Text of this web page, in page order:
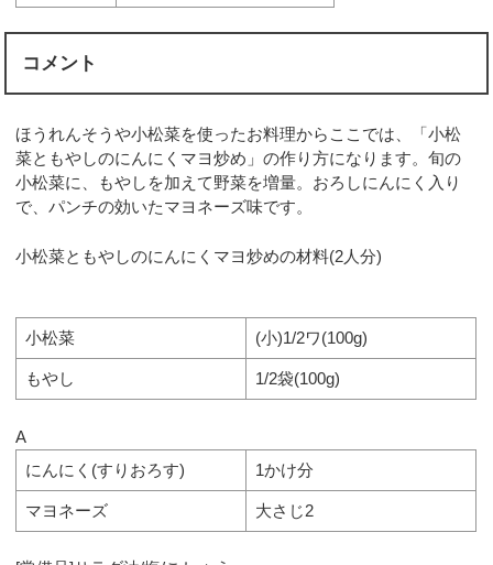
コメント
ほうれんそうや小松菜を使ったお料理からここでは、「小松
菜ともやしのにんにくマヨ炒め」の作り方になります。旬の
小松菜に、もやしを加えて野菜を増量。おろしにんにく入り
で、パンチの効いたマヨネーズ味です。
小松菜ともやしのにんにくマヨ炒めの材料(2人分)
小松菜 (小)1/2ワ(100g)
もやし 1/2袋(100g)
A
にんにく(すりおろす)
1かけ分
マヨネーズ 大さじ2